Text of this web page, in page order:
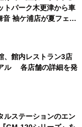
トパーク木更津から車
袖ケ浦店が夏フェア
、館内レストラン3店
ル 各店舗の詳細を発
ルステーションのエン